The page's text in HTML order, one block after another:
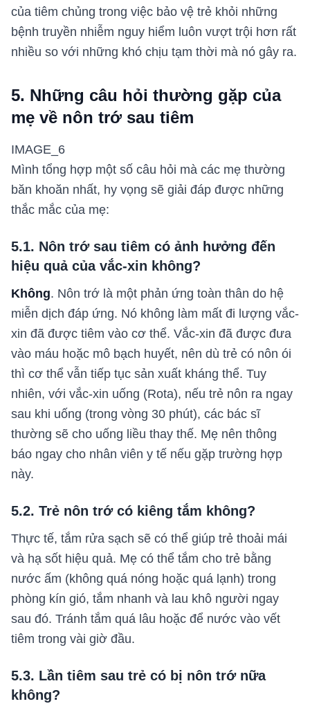
của tiêm chủng trong việc bảo vệ trẻ khỏi những
bệnh truyền nhiễm nguy hiểm luôn vượt trội hơn rất
nhiều so với những khó chịu tạm thời mà nó gây ra.
5. Những câu hỏi thường gặp của
mẹ về nôn trớ sau tiêm
IMAGE_6
Mình tổng hợp một số câu hỏi mà các mẹ thường
băn khoăn nhất, hy vọng sẽ giải đáp được những
thắc mắc của mẹ:
5.1. Nôn trớ sau tiêm có ảnh hưởng đến
hiệu quả của vắc-xin không?
Không. Nôn trớ là một phản ứng toàn thân do hệ
miễn dịch đáp ứng. Nó không làm mất đi lượng vắc-
xin đã được tiêm vào cơ thể. Vắc-xin đã được đưa
vào máu hoặc mô bạch huyết, nên dù trẻ có nôn ói
thì cơ thể vẫn tiếp tục sản xuất kháng thể. Tuy
nhiên, với vắc-xin uống (Rota), nếu trẻ nôn ra ngay
sau khi uống (trong vòng 30 phút), các bác sĩ
thường sẽ cho uống liều thay thế. Mẹ nên thông
báo ngay cho nhân viên y tế nếu gặp trường hợp
này.
5.2. Trẻ nôn trớ có kiêng tắm không?
Thực tế, tắm rửa sạch sẽ có thể giúp trẻ thoải mái
và hạ sốt hiệu quả. Mẹ có thể tắm cho trẻ bằng
nước ấm (không quá nóng hoặc quá lạnh) trong
phòng kín gió, tắm nhanh và lau khô người ngay
sau đó. Tránh tắm quá lâu hoặc để nước vào vết
tiêm trong vài giờ đầu.
5.3. Lần tiêm sau trẻ có bị nôn trớ nữa
không?